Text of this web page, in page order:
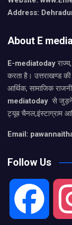
Address:
About E
E-mediatoday
करता है। उत्तराखण्ड
आर्थिक, सामाजिक
mediatoday से जुड़ने
ट्यूब चैनल,इंस्टाग्राम
Email:
Follow Us